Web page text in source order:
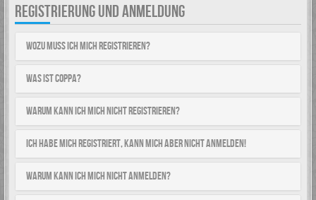
REGISTRIERUNG UND ANMELDUNG
Wozu muss ich mich registrieren?
Was ist COPPA?
Warum kann ich mich nicht registrieren?
Ich habe mich registriert, kann mich aber nicht anmelden!
Warum kann ich mich nicht anmelden?